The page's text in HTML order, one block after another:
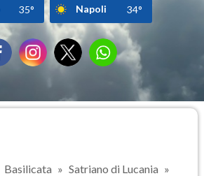
35° Napoli 34°
Basilicata
Satriano di Lucania